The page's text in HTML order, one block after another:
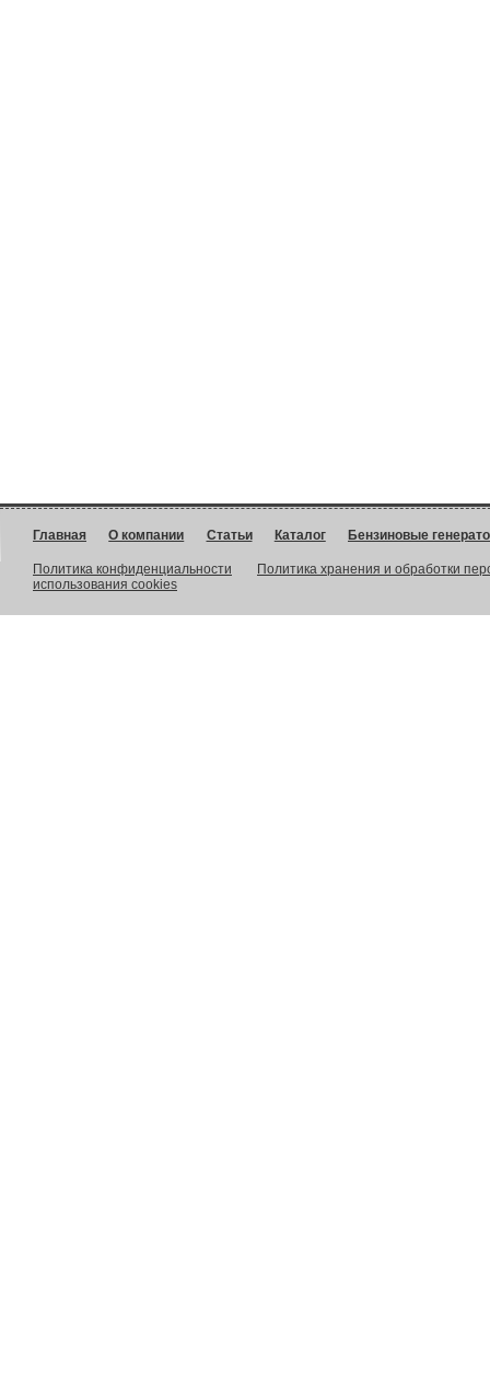
Главная О компании Статьи Каталог Бензиновые
Политика конфиденциальности
Политика хранения и обработки
использования cookies